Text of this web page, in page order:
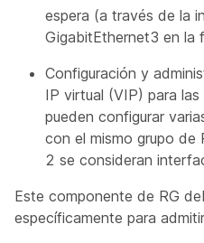
espera (a través de la
GigabitEthernet3 en la
Configuración y
IP virtual (VIP) para
pueden configurar
con el mismo grupo de
2 se consideran
Este componente de RG
específicamente para